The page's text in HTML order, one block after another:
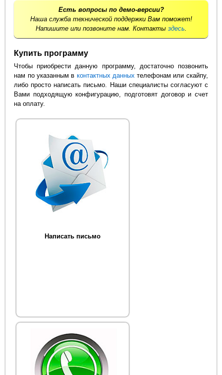
Есть вопросы по демо-версии?
Наша служба технической поддержки Вам поможет!
Напишите или позвоните нам. Контакты здесь.
Купить программу
Чтобы приобрести данную программу, достаточно позвонить
нам по указанным в контактных данныхтелефонам или скайпу,
либо просто написать письмо. Наши специалисты согласуют с
Вами подходящую конфигурацию, подготовят договор и счет
на оплату.
Написать письмо